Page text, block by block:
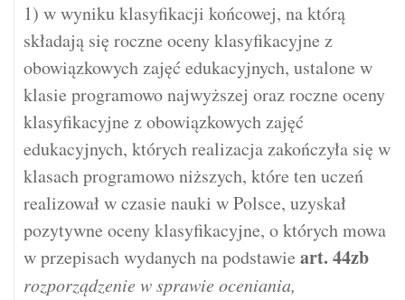
1) w wyniku klasyfikacji końcowej, na którą
składają się roczne oceny klasyfikacyjne z
obowiązkowych zajęć edukacyjnych, ustalone w
klasie programowo najwyższej oraz roczne oceny
klasyfikacyjne z obowiązkowych zajęć
edukacyjnych, których realizacja zakończyła się w
klasach programowo niższych, które ten uczeń
realizował w czasie nauki w Polsce, uzyskał
pozytywne oceny klasyfikacyjne, o których mowa
w przepisach wydanych na podstawie art. 44zb
rozporządzenie w sprawie oceniania,